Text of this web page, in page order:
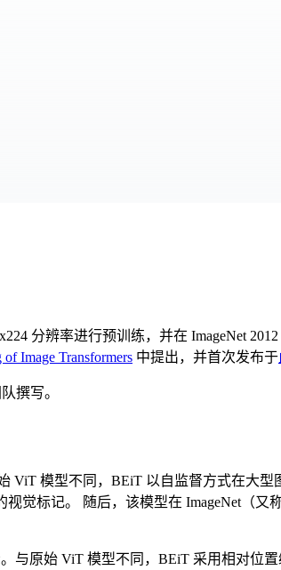
分辨率进行预训练，并在 ImageNet
Image Transformers 中提出，并首次发布于
撰写。
ViT 模型不同，BEiT 以自监督方式在大型
觉标记。 随后，该模型在 ImageNet（又
与原始 ViT 模型不同，BEiT 采用相对位